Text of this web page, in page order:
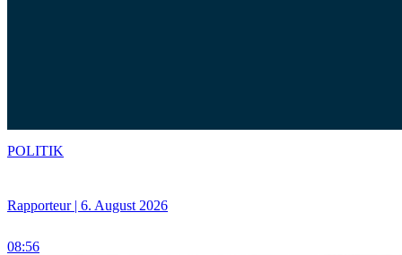
Rapporteur | 6. August 2026
08:56
POLITIK